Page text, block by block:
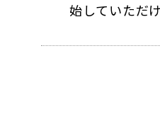
始していただ